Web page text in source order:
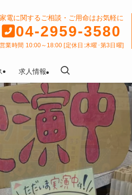
家電に関するご相談・ご用命はお気軽に
04-2959-3580
営業時間 10:00～18:00 [定休日:木曜･第3日曜]
求人情報